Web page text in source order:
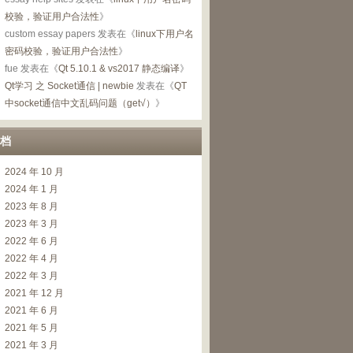
校验，验证用户合法性》
custom essay papers 发表在《 linux下用户名
密码校验，验证用户合法性》
fue 发表在《Qt 5.10.1 & vs2017 静态编译》
Qt学习 之 Socket通信 | newbie 发表在《QT
中socket通信中文乱码问题（get√） 》
2024 年 10 月
2024 年 1 月
2023 年 8 月
2023 年 3 月
2022 年 6 月
2022 年 4 月
2022 年 3 月
2021 年 12 月
2021 年 6 月
2021 年 5 月
2021 年 3 月